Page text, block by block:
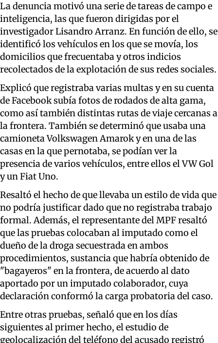
La denuncia motivó una serie de tareas de campo e
inteligencia, las que fueron dirigidas por el
investigador Lisandro Arranz. En función de ello, se
identificó los vehículos en los que se movía, los
domicilios que frecuentaba y otros indicios
recolectados de la explotación de sus redes sociales.
Explicó que registraba varias multas y en su cuenta
de Facebook subía fotos de rodados de alta gama,
como así también distintas rutas de viaje cercanas a
la frontera. También se determinó que usaba una
camioneta Volkswagen Amarok y en una de las
casas en la que pernotaba, se podían ver la
presencia de varios vehículos, entre ellos el VW Gol
y un Fiat Uno.
Resaltó el hecho de que llevaba un estilo de vida que
no podría justificar dado que no registraba trabajo
formal. Además, el representante del MPF resaltó
que las pruebas colocaban al imputado como el
dueño de la droga secuestrada en ambos
procedimientos, sustancia que habría obtenido de
"bagayeros" en la frontera, de acuerdo al dato
aportado por un imputado colaborador, cuya
declaración conformó la carga probatoria del caso.
Entre otras pruebas, señaló que en los días
siguientes al primer hecho, el estudio de
geolocalización del teléfono del acusado registró